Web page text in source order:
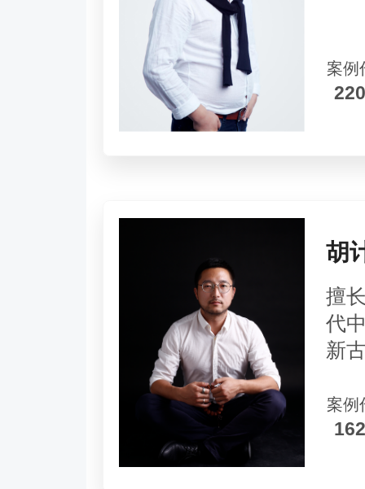
案例
胡
擅
代
新
案例